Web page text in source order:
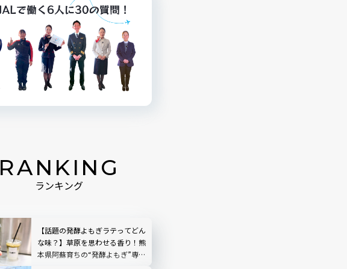
RANKING
ランキング
【話題の発酵よもぎラテってどん
な味？】草原を思わせる香り！熊
本県阿蘇育ちの“発酵よもぎ”専門